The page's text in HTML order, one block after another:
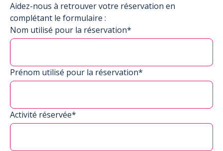
Aidez-nous à retrouver votre réservation en
complétant le formulaire :
Nom utilisé pour la réservation*
Prénom utilisé pour la réservation*
Activité réservée*